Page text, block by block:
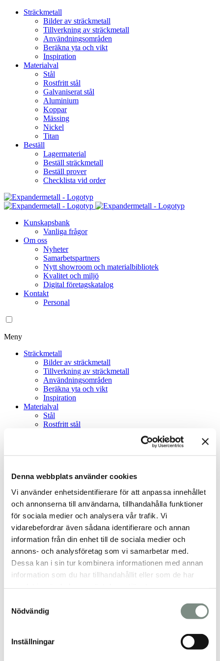
Denna webbplats använder cookies
Vi använder enhetsidentifierare för att anpassa innehållet
och annonserna till användarna, tillhandahålla funktioner
för sociala medier och analysera vår trafik. Vi
vidarebefordrar även sådana identifierare och annan
information från din enhet till de sociala medier och
annons- och analysföretag som vi samarbetar med.
Dessa kan i sin tur kombinera informationen med annan
information som du har tillhandahållit eller som de har
Nödvändig
Inställningar
Sträckmetall
Bilder av sträckmetall
Tillverkning av sträckmetall
Användningsområden
Beräkna yta och vikt
Inspiration
Materialval
Stål
Rostfritt stål
Galvaniserat stål
Aluminium
Koppar
Mässing
Nickel
Titan
Beställ
Lagermaterial
Beställ sträckmetall
Beställ prover
Checklista vid order
Kunskapsbank
Vanliga frågor
Om oss
Nyheter
Samarbetspartners
Nytt showroom och materialbibliotek
Kvalitet och miljö
Digital företagskatalog
Kontakt
Personal
Meny
Sträckmetall
Bilder av sträckmetall
Tillverkning av sträckmetall
Användningsområden
Beräkna yta och vikt
Inspiration
Materialval
Stål
Rostfritt stål
Titan
Lagermaterial
Beställ sträckmetall
Beställ prover
Checklista vid order
Kunskapsbank
Vanliga frågor
Om oss
Samarbetspartners
Nytt showroom och materialbibliotek
Personal